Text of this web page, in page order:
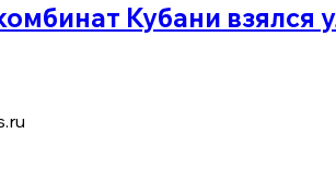
Кубани взялся